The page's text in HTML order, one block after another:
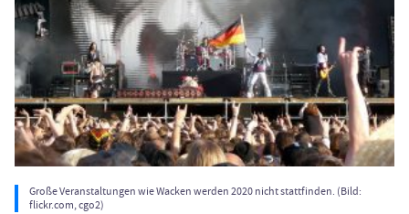
Große Veranstaltungen wie Wacken werden 2020 nicht stattfinden. (Bild:
flickr.com, cgo2)